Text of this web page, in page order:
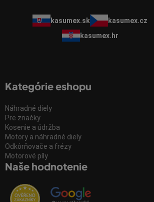
kasumex.sk
kasumex.cz
kasumex.hr
Kategórie eshopu
Náhradné diely
Pre značky
Kosenie a údržba
Motory a náhradné diely
Odkôrňovače a frézy
Motorové píly
Naše hodnotenie